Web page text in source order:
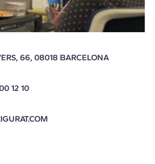
66, 08018 BARCELONA
12 10